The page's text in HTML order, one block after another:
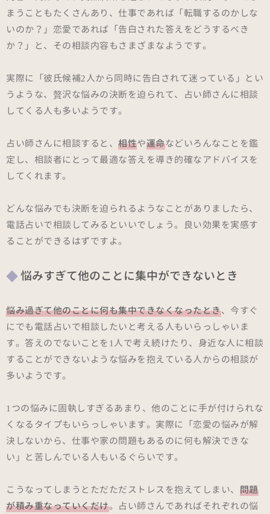
まうこともたくさんあり、仕事であれば「転職するのかしな
いのか？」恋愛であれば「告白された答えをどうするべき
か？」と、その相談内容もさまざまなようです。
実際に「彼氏候補2人から同時に告白されて迷っている」とい
うような、贅沢な悩みの決断を迫られて、占い師さんに相談
してくる人も多いようです。
占い師さんに相談すると、 相性や運命などいろんなことを鑑
定し、相談者にとって最適な答えを導き的確なアドバイスを
してくれます。
どんな悩みでも決断を迫られるようなことがありましたら、
電話占いで相談してみるといいでしょう。良い効果を実感す
ることができるはずですよ。
悩みすぎて他のことに集中ができないとき
悩み過ぎて他のことに何も集中できなくなったとき、今すぐ
にでも電話占いで相談したいと考える人もいらっしゃいま
す。答えのでないことを1人で考え続けたり、身近な人に相談
することができないような悩みを抱えている人からの相談が
多いようです。
1つの悩みに固執しすぎるあまり、他のことに手が付けられな
くなるタイプもいらっしゃいます。実際に「恋愛の悩みが解
決しないから、仕事や家の問題もあるのに何も解決できな
い」と苦しんでいる人もいるぐらいです。
こうなってしまうとただただストレスを抱えてしまい、 問題
が積み重なっていくだけ。占い師さんであればそれぞれの悩